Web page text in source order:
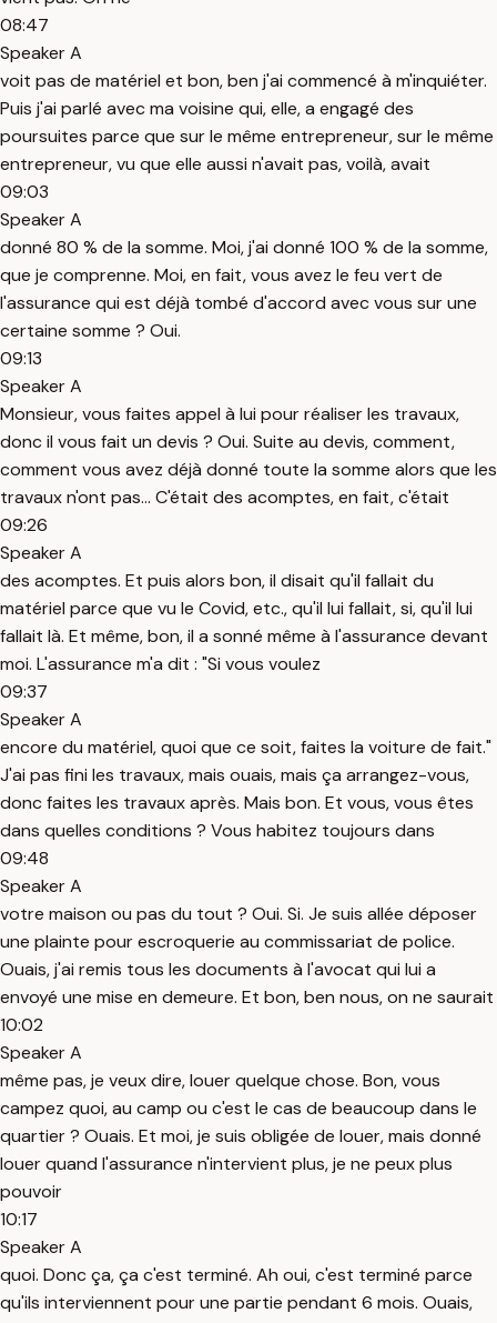
08:47
Speaker A
voit pas de matériel et bon, ben j'ai commencé à m'inquiéter.
Puis j'ai parlé avec ma voisine qui, elle, a engagé des
poursuites parce que sur le même entrepreneur, sur le même
entrepreneur, vu que elle aussi n'avait pas, voilà, avait
09:03
Speaker A
donné 80 % de la somme. Moi, j'ai donné 100 % de la somme,
que je comprenne. Moi, en fait, vous avez le feu vert de
l'assurance qui est déjà tombé d'accord avec vous sur une
certaine somme ? Oui.
09:13
Speaker A
Monsieur, vous faites appel à lui pour réaliser les travaux,
donc il vous fait un devis ? Oui. Suite au devis, comment,
comment vous avez déjà donné toute la somme alors que les
travaux n'ont pas... C'était des acomptes, en fait, c'était
09:26
Speaker A
des acomptes. Et puis alors bon, il disait qu'il fallait du
matériel parce que vu le Covid, etc., qu'il lui fallait, si, qu'il lui
fallait là. Et même, bon, il a sonné même à l'assurance devant
moi. L'assurance m'a dit : "Si vous voulez
09:37
Speaker A
encore du matériel, quoi que ce soit, faites la voiture de fait."
J'ai pas fini les travaux, mais ouais, mais ça arrangez-vous,
donc faites les travaux après. Mais bon. Et vous, vous êtes
dans quelles conditions ? Vous habitez toujours dans
09:48
Speaker A
votre maison ou pas du tout ? Oui. Si. Je suis allée déposer
une plainte pour escroquerie au commissariat de police.
Ouais, j'ai remis tous les documents à l'avocat qui lui a
envoyé une mise en demeure. Et bon, ben nous, on ne saurait
10:02
Speaker A
même pas, je veux dire, louer quelque chose. Bon, vous
campez quoi, au camp ou c'est le cas de beaucoup dans le
quartier ? Ouais. Et moi, je suis obligée de louer, mais donné
louer quand l'assurance n'intervient plus, je ne peux plus
pouvoir
10:17
Speaker A
quoi. Donc ça, ça c'est terminé. Ah oui, c'est terminé parce
qu'ils interviennent pour une partie pendant 6 mois. Ouais,